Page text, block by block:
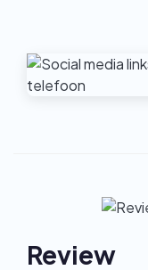
Review